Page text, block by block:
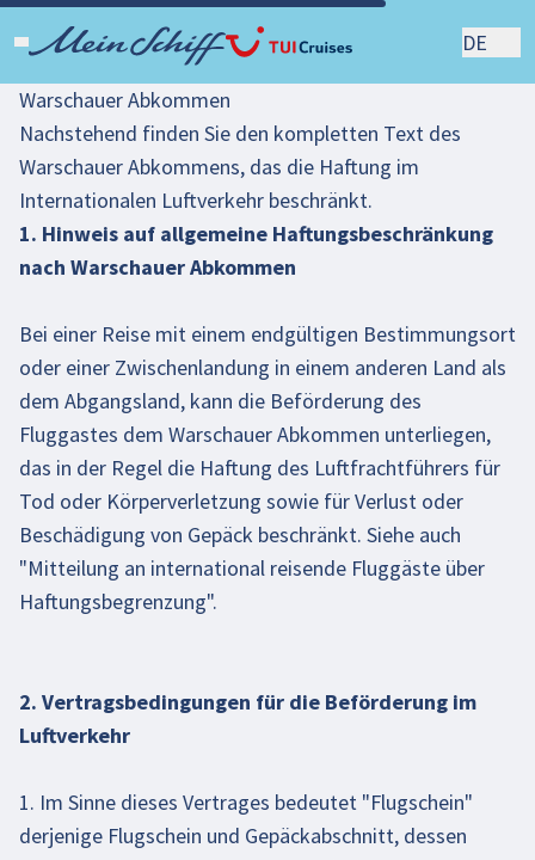
DE
Warschauer Abkommen
Nachstehend finden Sie den kompletten Text des
Warschauer Abkommens, das die Haftung im
Internationalen Luftverkehr beschränkt.
1. Hinweis auf allgemeine Haftungsbeschränkung
nach Warschauer Abkommen
Bei einer Reise mit einem endgültigen Bestimmungsort
oder einer Zwischenlandung in einem anderen Land als
dem Abgangsland, kann die Beförderung des
Fluggastes dem Warschauer Abkommen unterliegen,
das in der Regel die Haftung des Luftfrachtführers für
Tod oder Körperverletzung sowie für Verlust oder
Beschädigung von Gepäck beschränkt. Siehe auch
"Mitteilung an international reisende Fluggäste über
Haftungsbegrenzung".
2. Vertragsbedingungen für die Beförderung im
Luftverkehr
1. Im Sinne dieses Vertrages bedeutet "Flugschein"
derjenige Flugschein und Gepäckabschnitt, dessen